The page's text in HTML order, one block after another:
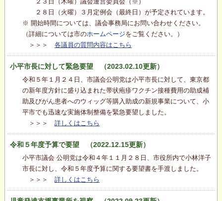
２８日（火曜）３月定例会（最終日）が予定されています。
※ 開始時間については、議会事務局にお問い合わせください。
（詳細については市のホームページをご覧ください。）
＞＞＞ 各議員の質問内容はこちら
小平市長に対して緊急要望 （2023.02.10更新）
令和５年１月２４日、市議会公明党は小平市長に対して、東京都
の新年度方針に盛り込まれた帯状疱疹ワクチン接種費用の助成補
助及びがん患者へのウィッグ等購入助成の新規事業について、小
平市でも迅速な実施体制整備を緊急要望しました。
＞＞＞ 詳しくはこちら
令和５年度予算で要望 （2022.12.15更新）
小平市議会 公明党は令和４年１１月２８日、市役所内で小林洋子
市長に対し、令和５年度予算に関する要望書を手渡しました。
＞＞＞ 詳しくはこちら